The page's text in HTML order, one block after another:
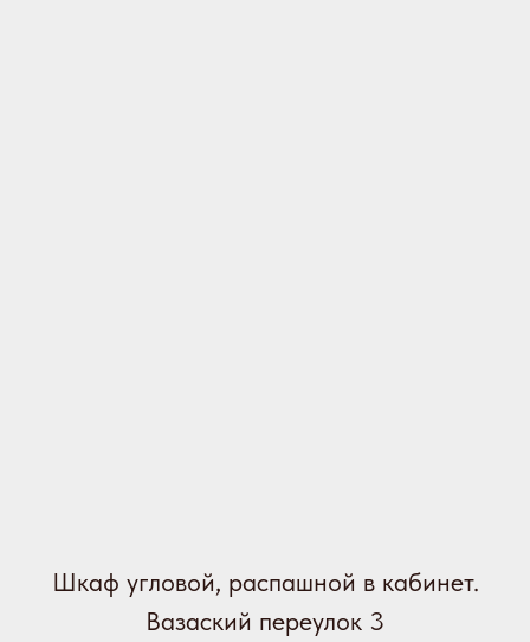
Шкаф угловой, распашной в кабинет.
Вазаский переулок 3